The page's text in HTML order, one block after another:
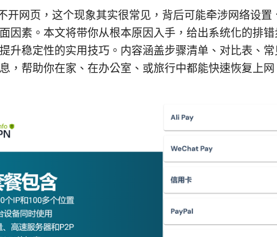
开网页，这个现象其实很常见，背后可能牵涉网络设置
因素。本文将带你从根本原因入手，给出系统化的排
升稳定性的实用技巧。内容涵盖步骤清单、对比表、
，帮助你在家、在办公室、或旅行中都能快速恢复上网